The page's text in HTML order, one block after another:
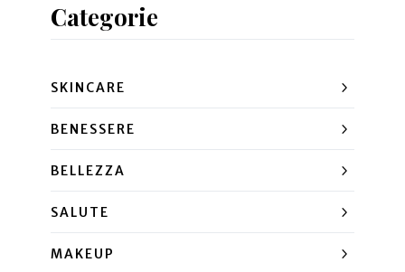
Categorie
SKINCARE
BENESSERE
BELLEZZA
SALUTE
MAKEUP